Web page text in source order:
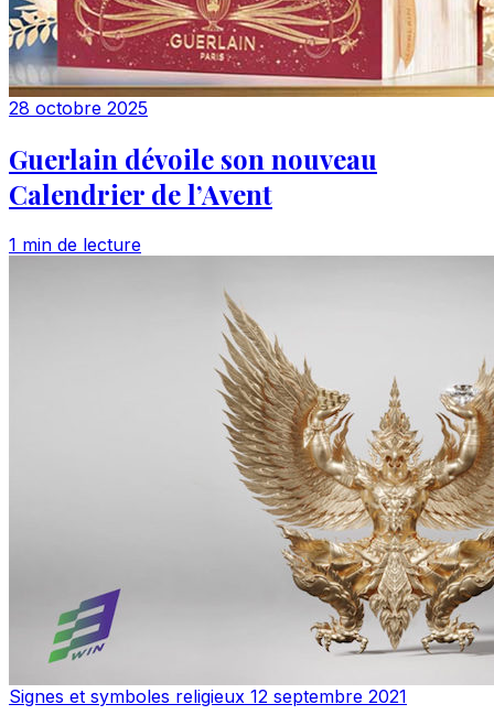
28 octobre 2025
Guerlain dévoile son nouveau
Calendrier de l’Avent
1 min de lecture
Signes et symboles religieux 12 septembre 2021